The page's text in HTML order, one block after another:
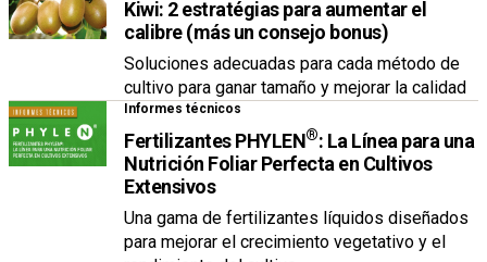
Kiwi: 2 estratégias para aumentar el
calibre (más un consejo bonus)
Soluciones adecuadas para cada método de
cultivo para ganar tamaño y mejorar la calidad
Informes técnicos
Fertilizantes PHYLEN®: La Línea para una
Nutrición Foliar Perfecta en Cultivos
Extensivos
Una gama de fertilizantes líquidos diseñados
para mejorar el crecimiento vegetativo y el